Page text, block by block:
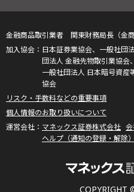
COPYRIGHT
金融商品取引業者 関東財務局長（金
日本証券業協会、一般社団
団法人 金融先物取引業協会、
一般社団法人 日本暗号資産
協会
リスク・手数料などの重要事項
個人情報のお取り扱いについて
マネックス証券株式会社
ヘルプ（通知の登録・解除）